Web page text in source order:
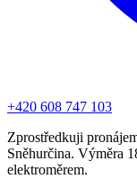
+420 608 747 103
Zprostředkuji
Sněhurčina. Výměra
elektroměrem.